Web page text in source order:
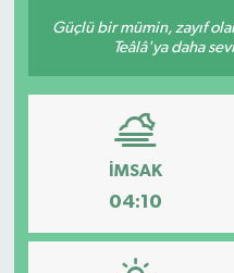
Güçlü bir mümin, zayıf
Teâlâ'ya daha
İMSAK
04:10
Güncel
Kültür & Sanat
Magazin
Resmi İlan
Sağlık & Yaşam